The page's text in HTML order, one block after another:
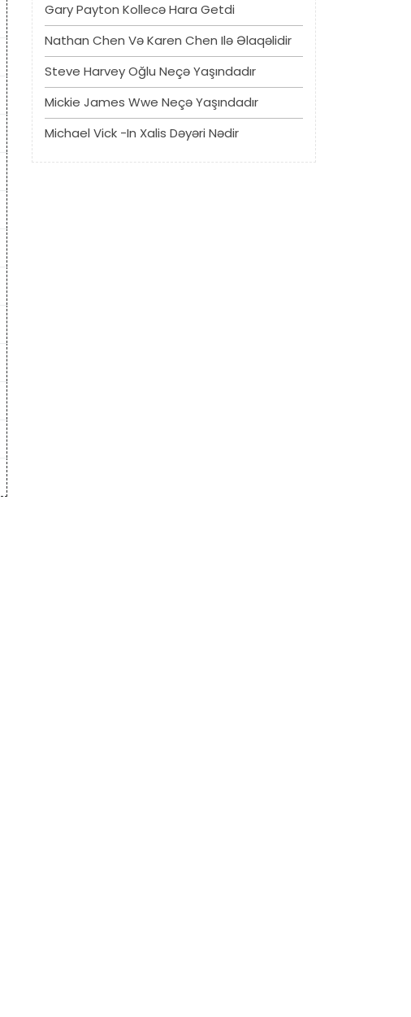
Gary Payton Kollecə Hara Getdi
Nathan Chen Və Karen Chen Ilə Əlaqəlidir
Steve Harvey Oğlu Neçə Yaşındadır
Mickie James Wwe Neçə Yaşındadır
Michael Vick -in Xalis Dəyəri Nədir